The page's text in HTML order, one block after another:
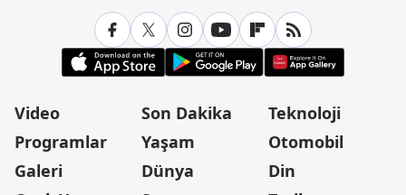
Video
Programlar
Galeri
Son Dakika
Yaşam
Dünya
Teknoloji
Otomobil
Din